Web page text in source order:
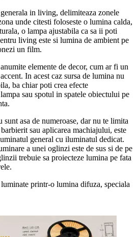
in living, delimiteaza zonele
unde citesti foloseste o lumina calda,
o lampa ajustabila ca sa ii poti
living este si lumina de ambient pe
un film.
elemente de decor, cum ar fi un
In acest caz sursa de lumina nu
ba chiar poti crea efecte
sau spotul in spatele obiectului pe
asa de numeroase, dar nu te limita
sau aplicarea machiajului, este
general cu iluminatul dedicat.
a unei oglinzi este de sus si de pe
trebuie sa proiecteze lumina pe fata
printr-o lumina difuza, speciala